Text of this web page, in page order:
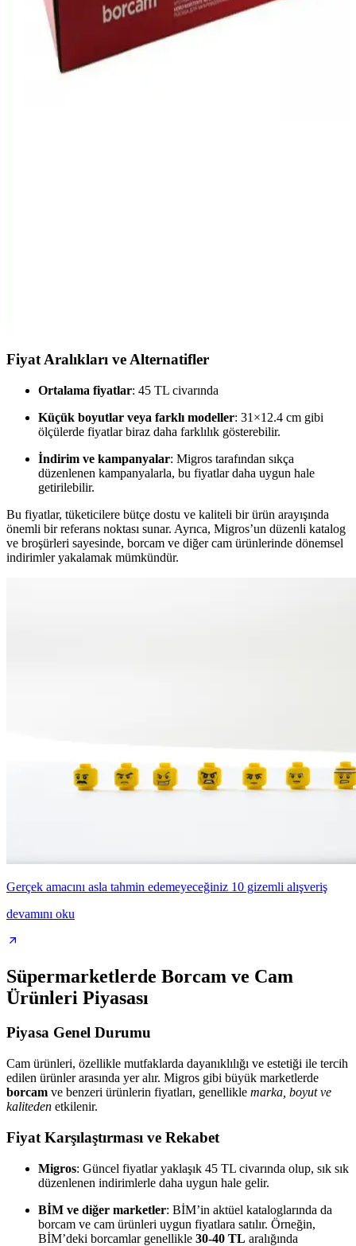
Borcam Sufle Kabı: Dayanıklı ve Çok Yönlü
Mutfak Gereçleri Listesinde Öne Çıkan Seçenek
Borcam sufle kabı, dayanıklılığı ve çok yönlülüğü ile mutfakta
Fiyat Aralıkları ve Alternatifler
Ortalama fiyatlar: 45 TL civarında
Küçük boyutlar veya farklı modeller: 31×12.4 cm gibi
ölçülerde fiyatlar biraz daha farklılık gösterebilir.
İndirim ve kampanyalar: Migros tarafından sıkça
düzenlenen kampanyalarla, bu fiyatlar daha uygun hale
getirilebilir.
Bu fiyatlar, tüketicilere bütçe dostu ve kaliteli bir ürün arayışında
önemli bir referans noktası sunar. Ayrıca, Migros’un düzenli katalog
ve broşürleri sayesinde, borcam ve diğer cam ürünlerinde dönemsel
indirimler yakalamak mümkündür.
Gerçek amacını asla tahmin edemeyeceğiniz 10 gizemli alışveriş
devamını oku
Süpermarketlerde Borcam ve Cam
Ürünleri Piyasası
Piyasa Genel Durumu
Cam ürünleri, özellikle mutfaklarda dayanıklılığı ve estetiği ile tercih
edilen ürünler arasında yer alır. Migros gibi büyük marketlerde
borcam ve benzeri ürünlerin fiyatları, genellikle marka, boyut ve
kaliteden etkilenir.
Fiyat Karşılaştırması ve Rekabet
Migros: Güncel fiyatlar yaklaşık 45 TL civarında olup, sık sık
düzenlenen indirimlerle daha uygun hale gelir.
BİM ve diğer marketler: BİM’in aktüel kataloglarında da
borcam ve cam ürünleri uygun fiyatlara satılır. Örneğin,
BİM’deki borcamlar genellikle 30-40 TL aralığında